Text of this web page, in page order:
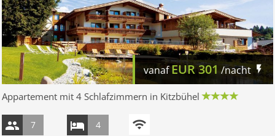
vanafEUR301 /nacht
Appartement mit 4 Schlafzimmern in Kitzbühel
7 4